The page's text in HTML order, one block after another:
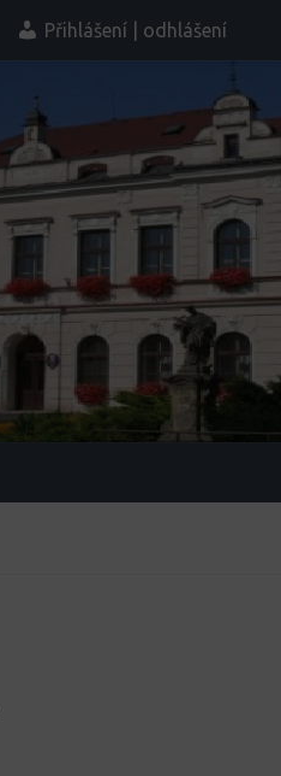
Přihlášení | odhlášení